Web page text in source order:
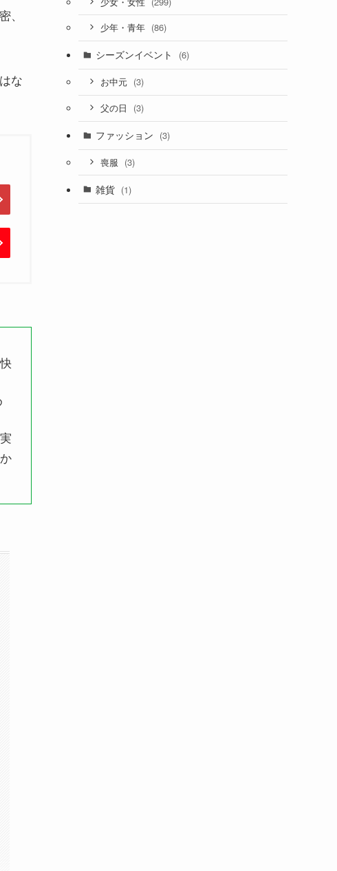
な
少年・青年 (86)
シーズンイベント (6)
お中元 (3)
父の日 (3)
ファッション (3)
喪服 (3)
雑貨 (1)